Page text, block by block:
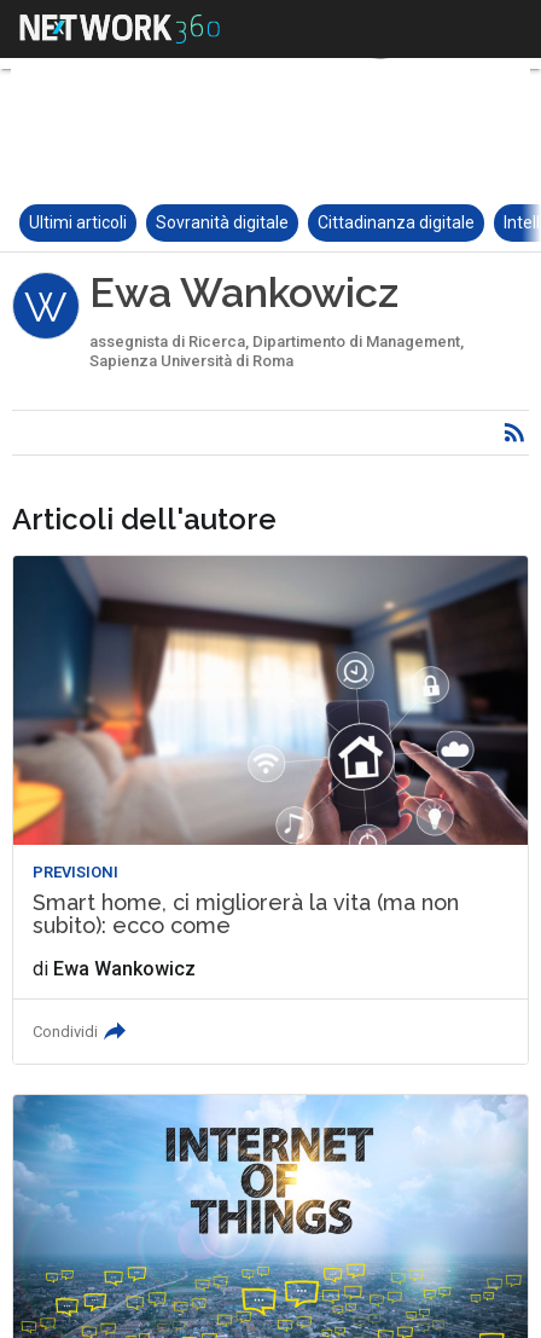
Ultimi articoli Sovranità digitale Cittadinanza digitale
W Ewa Wankowicz
assegnista di Ricerca, Dipartimento di Management,
Sapienza Università di Roma
Articoli dell'autore
PREVISIONI
Smart home, ci migliorerà la vita (ma non
subito): ecco come
di Ewa Wankowicz
Condividi